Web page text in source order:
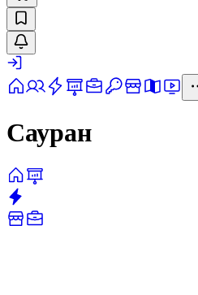
Сауран